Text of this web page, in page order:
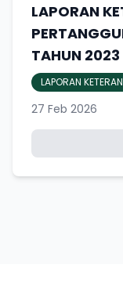
LAPORAN
TAHUN 2023
LAPORAN
27 Feb 2026